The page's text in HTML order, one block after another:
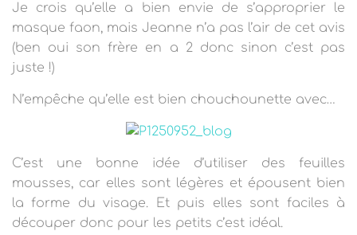
Je crois qu’elle a bien envie de s’approprier le
masque faon, mais Jeanne n’a pas l’air de cet avis
(ben oui son frère en a 2 donc sinon c’est pas
juste !)
N’empêche qu’elle est bien chouchounette avec…
C’est une bonne idée d’utiliser des feuilles
mousses, car elles sont légères et épousent bien
la forme du visage. Et puis elles sont faciles à
découper donc pour les petits c’est idéal.